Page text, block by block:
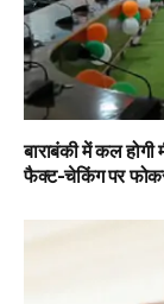
बाराबंकी में कल होगी
फैक्ट-चेकिंग पर